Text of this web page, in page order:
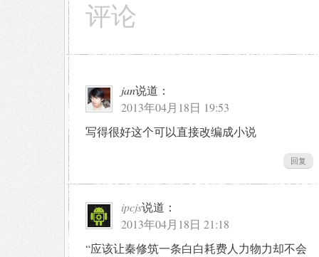
评论
jan说道：
2013年04月18日 19:53
写得很好这个可以直接改编成小说
回复
ipcjs说道：
2013年04月18日 21:18
“应该让秦修筑一条白白耗费人力物力却不会